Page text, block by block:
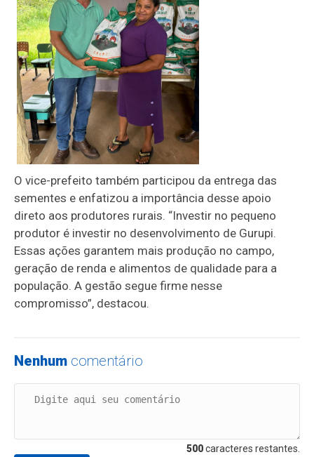
O vice-prefeito também participou da entrega das
sementes e enfatizou a importância desse apoio
direto aos produtores rurais. “Investir no pequeno
produtor é investir no desenvolvimento de Gurupi.
Essas ações garantem mais produção no campo,
geração de renda e alimentos de qualidade para a
população. A gestão segue firme nesse
compromisso”, destacou.
Nenhum comentário
500caracteres restantes.